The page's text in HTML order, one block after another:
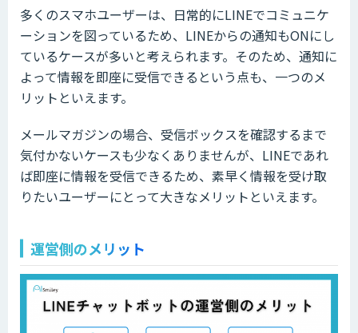
多くのスマホユーザーは、日常的にLINEでコミュニケ
ーションを図っているため、LINEからの通知もONにし
ているケースが多いと考えられます。そのため、通知に
よって情報を即座に受信できるという点も、一つのメ
リットといえます。
メールマガジンの場合、受信ボックスを確認するまで
気付かないケースも少なくありませんが、LINEであれ
ば即座に情報を受信できるため、素早く情報を受け取
りたいユーザーにとって大きなメリットといえます。
運営側のメリット